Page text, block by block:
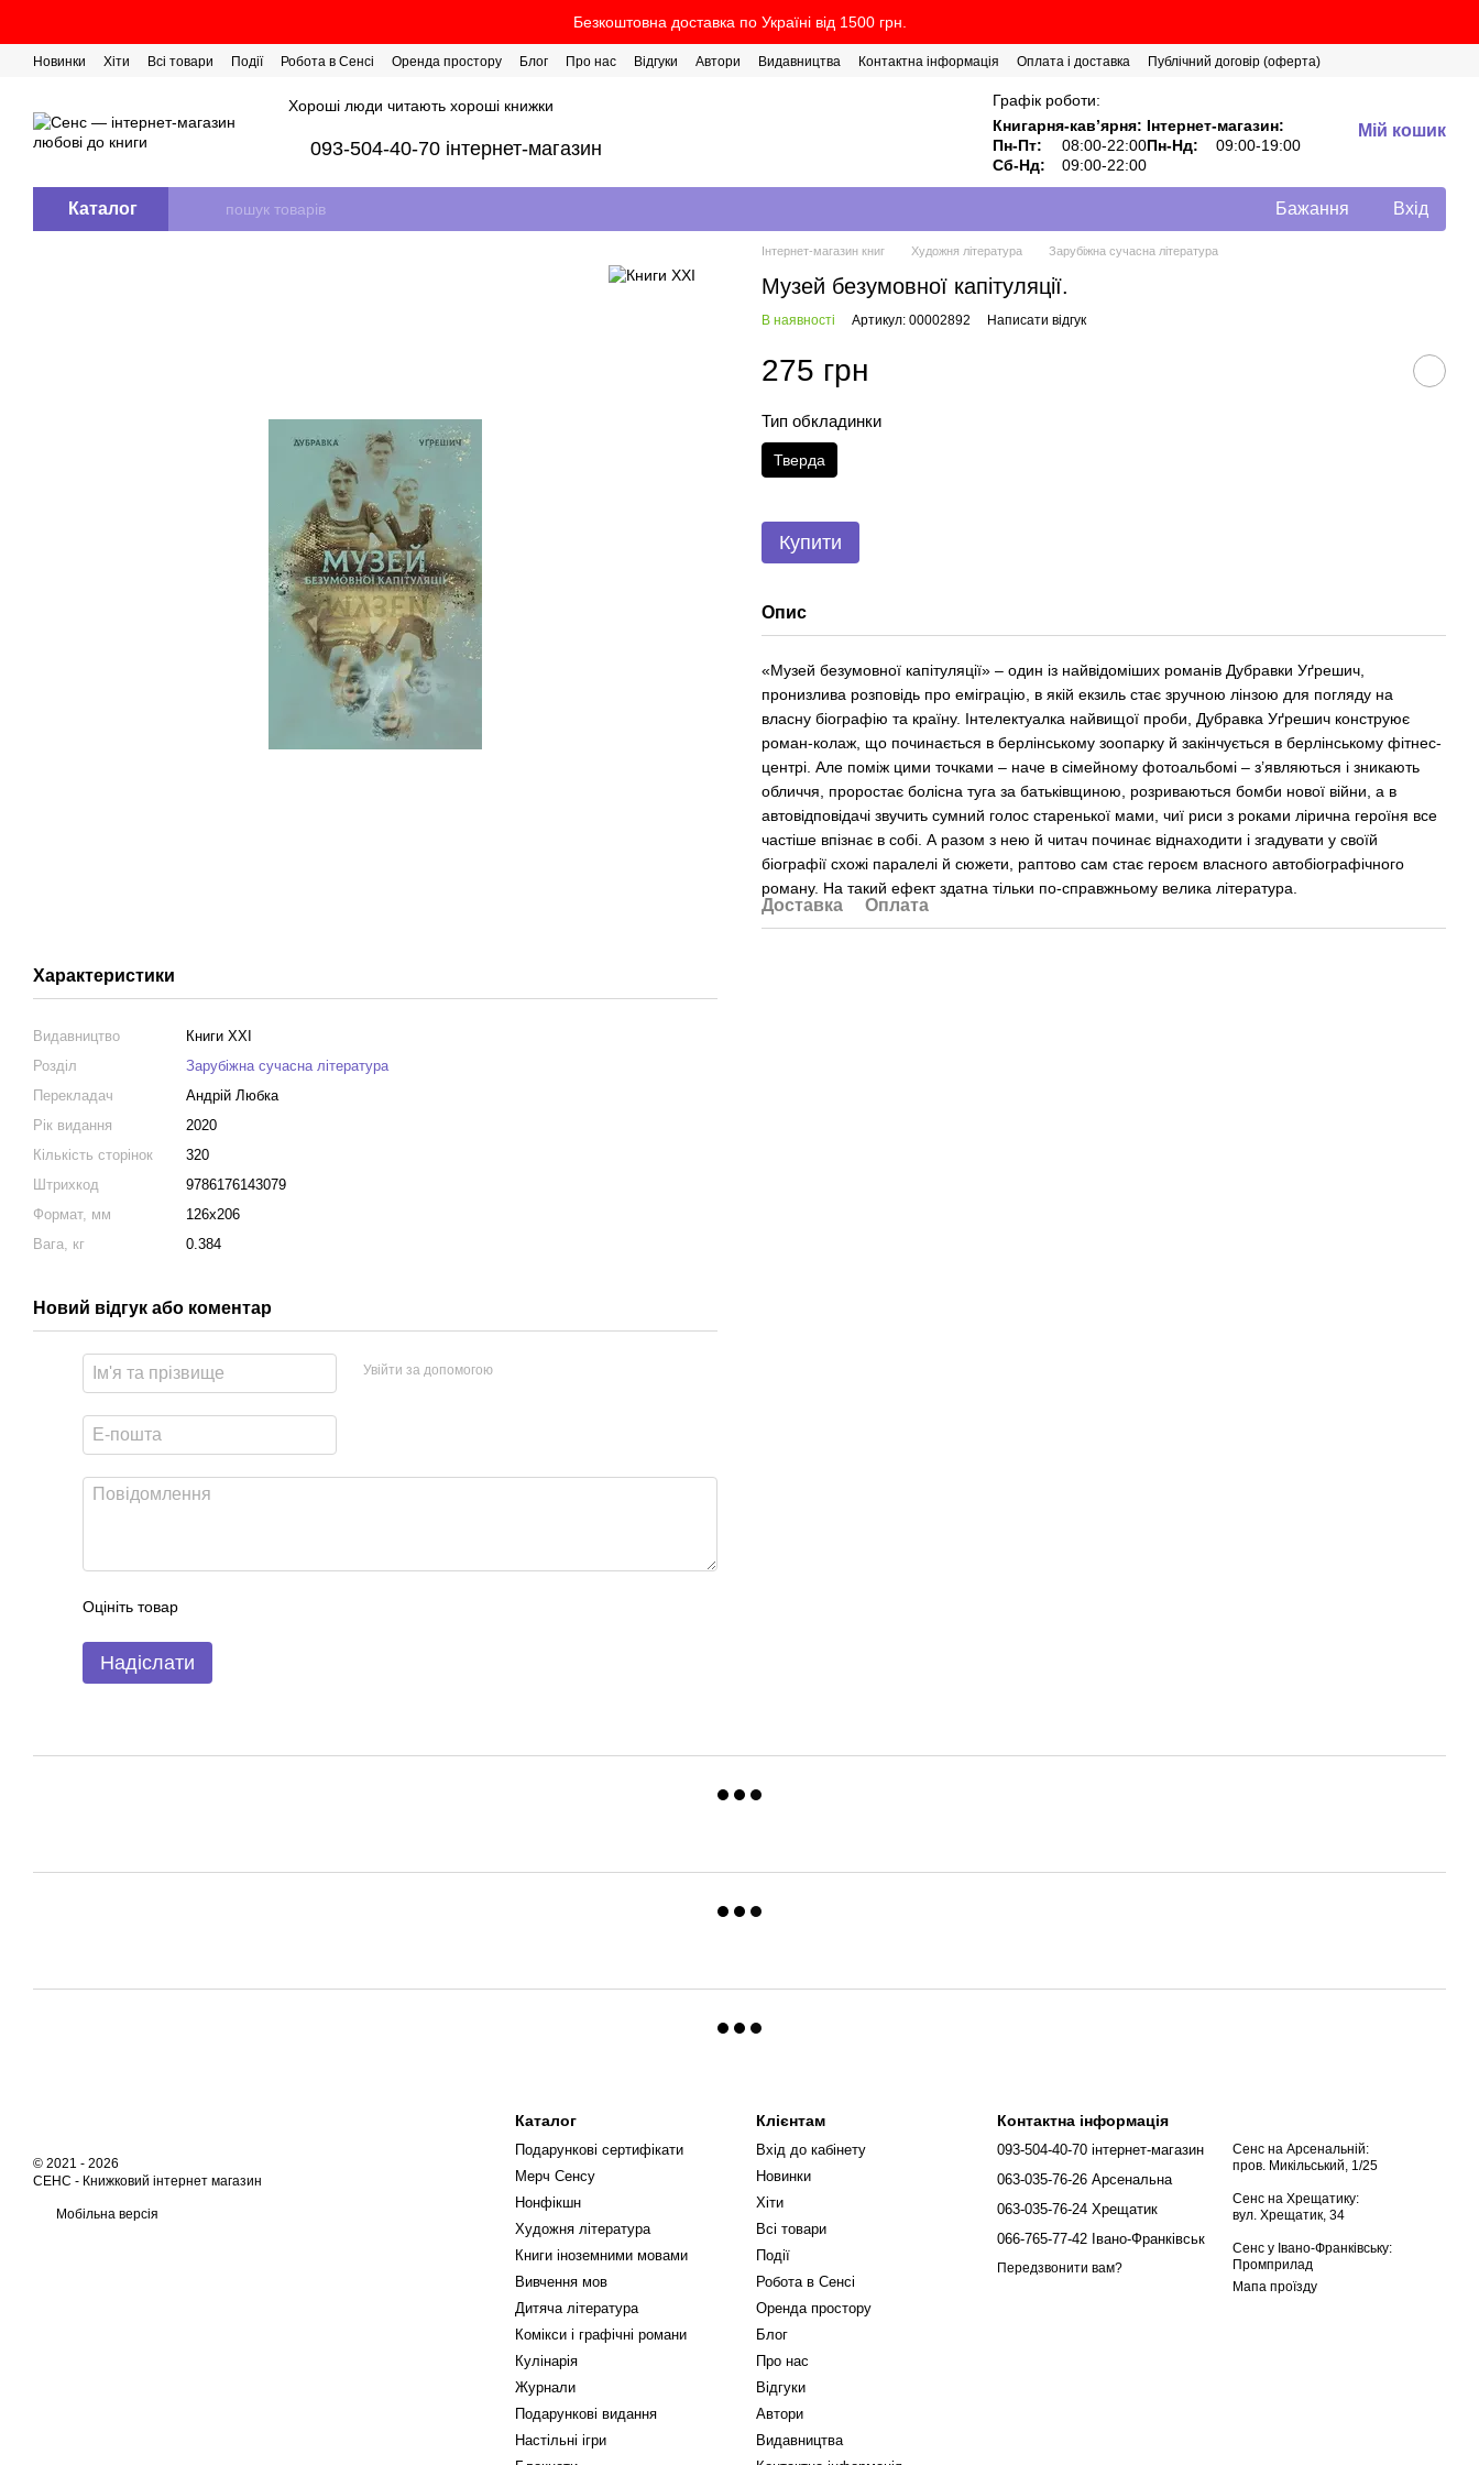
Безкоштовна доставка по Україні від 1500 грн.
Новинки Хіти Всі товари Події Робота в Сенсі Оренда простору Блог Про нас Відгуки Автори Видавництва Контактна інформація Оплата і доставка
Публічний договір (оферта)
Хороші люди читають хороші книжки
093-504-40-70 інтернет-магазин
Графік роботи:
Книгарня-кавʼярня: Інтернет-магазин:
Пн-Пт:
08:00-22:00Пн-Нд:
09:00-19:00
Сб-Нд:
09:00-22:00
Мій кошик
Каталог Бажання Вхід
Характеристики
Видавництво
Книги XXI
Розділ
Зарубіжна сучасна література
Перекладач
Андрій Любка
Рік видання
2020
Кількість сторінок
320
Штрихкод
9786176143079
Формат, мм
126х206
Вага, кг
0.384
Новий відгук або коментар
Увійти за допомогою
Оцініть товар
Надіслати
Інтернет-магазин книг Художня література Зарубіжна сучасна література
Музей безумовної капітуляції.
В наявності Артикул: 00002892 Написати відгук
275 грн
Тип обкладинки
Тверда
Купити
Опис
«Музей безумовної капітуляції» – один із найвідоміших романів Дубравки Уґрешич,
пронизлива розповідь про еміграцію, в якій екзиль стає зручною лінзою для погляду на
власну біографію та країну. Інтелектуалка найвищої проби, Дубравка Уґрешич конструює
роман-колаж, що починається в берлінському зоопарку й закінчується в берлінському фітнес-
центрі. Але поміж цими точками – наче в сімейному фотоальбомі – з’являються і зникають
обличчя, проростає болісна туга за батьківщиною, розриваються бомби нової війни, а в
автовідповідачі звучить сумний голос старенької мами, чиї риси з роками лірична героїня все
частіше впізнає в собі. А разом з нею й читач починає віднаходити і згадувати у своїй
біографії схожі паралелі й сюжети, раптово сам стає героєм власного автобіографічного
роману. На такий ефект здатна тільки по-справжньому велика література.
Доставка Оплата
© 2021 - 2026
СЕНС - Книжковий інтернет магазин
Мобільна версія
Каталог
Подарункові сертифікати
Мерч Сенсу
Нонфікшн
Художня література
Книги іноземними мовами
Вивчення мов
Дитяча література
Комікси і графічні романи
Кулінарія
Журнали
Подарункові видання
Настільні ігри
Клієнтам
Вхід до кабінету
Новинки
Хіти
Всі товари
Події
Робота в Сенсі
Оренда простору
Блог
Про нас
Відгуки
Автори
Видавництва
Контактна інформація
093-504-40-70 інтернет-магазин
063-035-76-26 Арсенальна
063-035-76-24 Хрещатик
066-765-77-42 Івано-Франківськ
Передзвонити вам?
Сенс на Арсенальній:
пров. Микільський, 1/25
Сенс на Хрещатику:
вул. Хрещатик, 34
Сенс у Івано-Франківську:
Промприлад
Мапа проїзду